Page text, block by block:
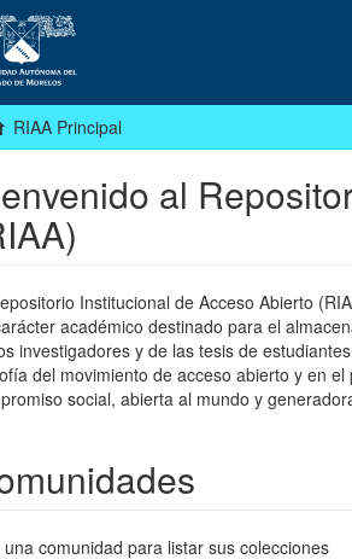
RIAA Principal
al
Institucional de Acceso Abierto
académico destinado para el
investigadores y de las tesis de
del movimiento de acceso abierto y en
social, abierta al mundo y
una comunidad para listar sus colecciones